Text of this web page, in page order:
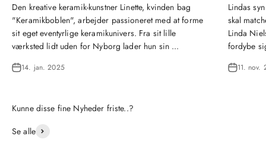
Den kreative keramik-kunstner Linette, kvinden bag
"Keramikboblen", arbejder passioneret med at forme
sit eget eventyrlige keramikunivers. Fra sit lille
værksted lidt uden for Nyborg lader hun sin ...
14. jan. 2025
Lindas
skal
Linda
fordybe
11. nov.
Se alle